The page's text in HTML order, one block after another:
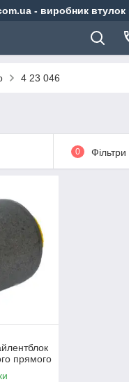
- виробник втулок
4 23 046
0 Фільтри
прямого
v19